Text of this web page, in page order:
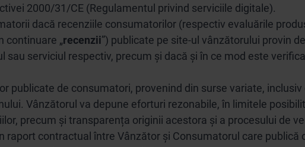
2000/31/CE (Regulamentul privind serviciile digitale).
dacă recenziile consumatorilor (respectiv evaluările
continuare „recenzii”) publicate pe site-ul vânzătorului provin
sau serviciul respectiv, precum și dacă și în ce mod este
publicate de consumatori, provenind din surse variate, inclusiv
Vânzătorul va depune eforturi rezonabile, în limitele
precum și transparența originii acestora și a procesului de
raport contractual între Vânzător și Consumatorul care publică